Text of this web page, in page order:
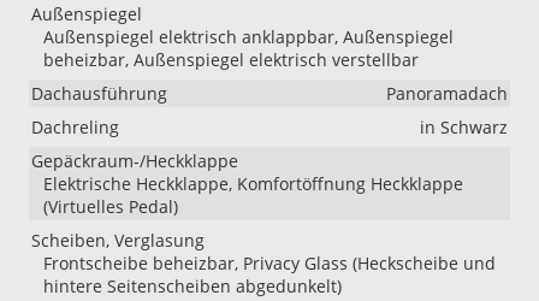
Außenspiegel
Außenspiegel elektrisch anklappbar, Außenspiegel
beheizbar, Außenspiegel elektrisch verstellbar
Dachausführung
Panoramadach
Dachreling
in Schwarz
Gepäckraum-/Heckklappe
Elektrische Heckklappe, Komfortöffnung Heckklappe
(Virtuelles Pedal)
Scheiben, Verglasung
Frontscheibe beheizbar, Privacy Glass (Heckscheibe und
hintere Seitenscheiben abgedunkelt)